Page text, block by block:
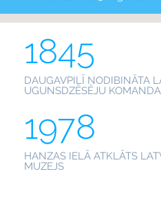
1845
DAUGAVPILĪ NODIBINĀTA
UGUNSDZĒSĒJU KOMANDA
1978
HANZAS IELĀ ATKLĀTS
MUZEJS